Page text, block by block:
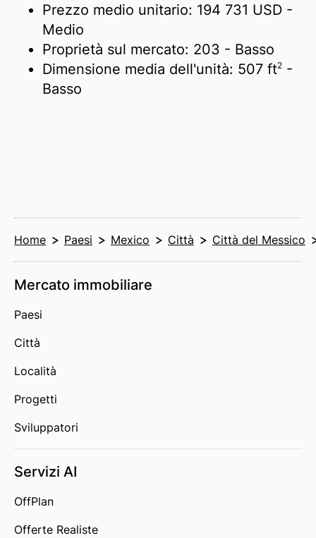
Prezzo medio unitario: 194 731 USD -
Medio
Proprietà sul mercato: 203 - Basso
Dimensione media dell'unità: 507 ft2 -
Basso
Home Paesi Mexico Città Città del Messico
Mercato immobiliare
Paesi
Città
Località
Progetti
Sviluppatori
Servizi AI
OffPlan
Offerte Realiste